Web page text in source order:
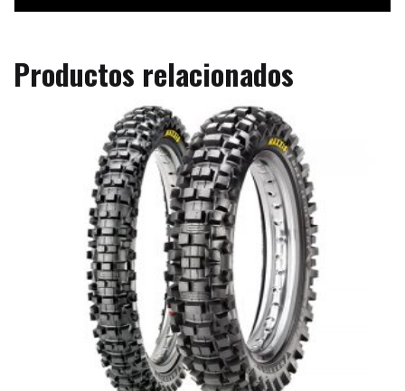
Productos relacionados